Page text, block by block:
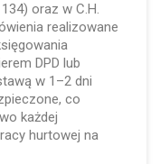
oraz w C.H.
realizowane
DPD lub
w 1–2 dni
co
każdej
hurtowej na